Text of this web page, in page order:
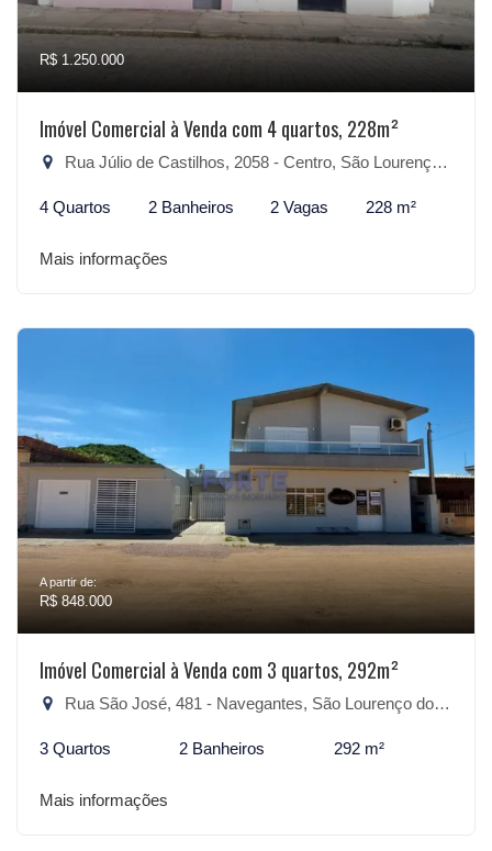
R$ 1.250.000
Imóvel Comercial à Venda com 4 quartos, 228m²
Rua Júlio de Castilhos, 2058 - Centro, São Lourenço do Sul-RS
4 Quartos 2 Banheiros 2 Vagas 228 m²
Mais informações
A partir de:
R$ 848.000
Imóvel Comercial à Venda com 3 quartos, 292m²
Rua São José, 481 - Navegantes, São Lourenço do Sul-RS
3 Quartos 2 Banheiros 292 m²
Mais informações